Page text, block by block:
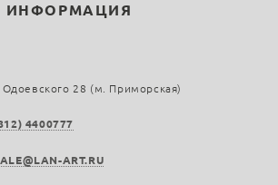
ИНФОРМАЦИЯ
Одоевского 28 (м. Приморская)
4400777
ART.RU